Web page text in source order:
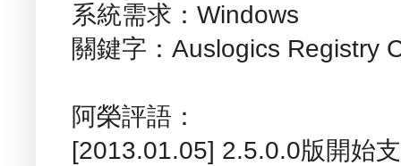
系統需求：Windows
關鍵字：Auslogics Registry
阿榮評語：
[2013.01.05] 2.5.0.0版開始